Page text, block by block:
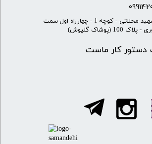
کار ماست
​آدرس فروشگاه: قم - بلوار شهید محلاتی - کوچه 1 - چهارراه اول سمت